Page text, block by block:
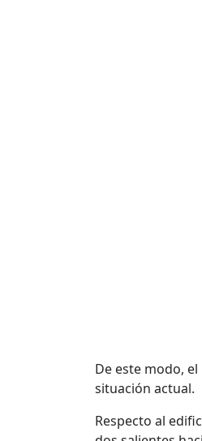
De este modo,
situación actual.
Respecto al